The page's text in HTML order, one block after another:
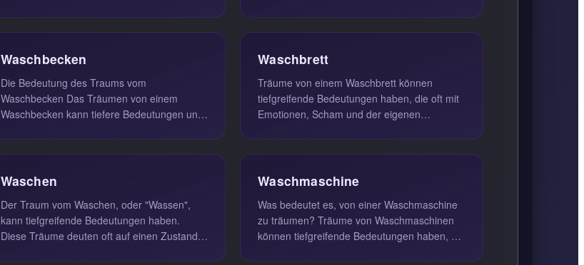
Waschbecken
Die Bedeutung des Traums vom
Waschbecken Das Träumen von einem
Waschbecken kann tiefere Bedeutungen und
Waschbrett
Träume von einem Waschbrett können
tiefgreifende Bedeutungen haben, die oft mit
Emotionen, Scham und der eigenen
Waschen
Der Traum vom Waschen, oder "Wassen",
kann tiefgreifende Bedeutungen haben.
Diese Träume deuten oft auf einen Zustand
Waschmaschine
Was bedeutet es, von einer Waschmaschine
zu träumen? Träume von Waschmaschinen
können tiefgreifende Bedeutungen haben, die